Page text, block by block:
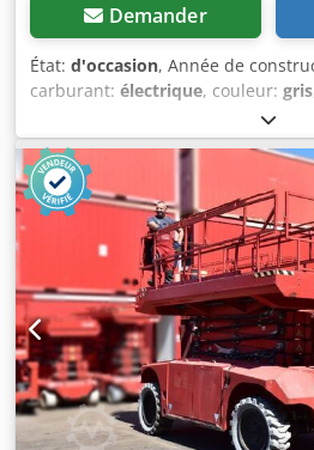
Demander
État: d'occasion, Année de
carburant: électrique, couleur: gris
Dimensions (L x l x H) : 251 x 120 x
fabrication : 2007 -
Marquage CE : Oui - Motorisation
: Non - Numéro de série :
[mm] : 8140 - Hauteur de la
Capacité de charge de la
Dimensions de transport : 2510
(L x l x H) - Poids de transport [kg] :
colis pour le transport : 1
Chedpeyvf Udefx An Hoa TVA : Le
de la TVA. TVA/régime de marge
déductible pour les entreprises.
possibles à tout moment pour
industriels. Koen van Lent